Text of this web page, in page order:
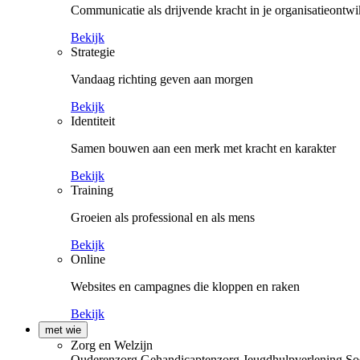
Communicatie als drijvende kracht in je
Bekijk
Strategie
Vandaag richting geven aan morgen
Bekijk
Identiteit
Samen bouwen aan een merk met kracht en karakter
Bekijk
Training
Groeien als professional en als mens
Bekijk
Online
Websites en campagnes die kloppen en raken
Bekijk
met wie
Zorg en Welzijn